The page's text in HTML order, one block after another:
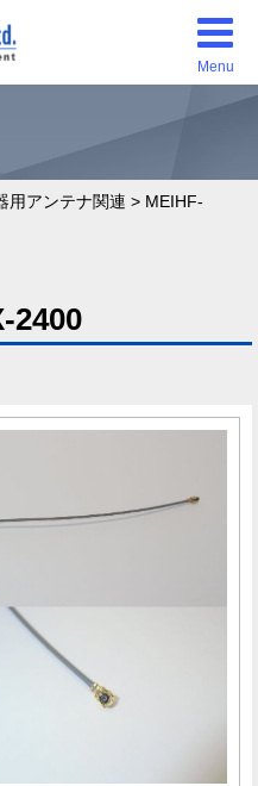
Menu
用アンテナ関連 > MEIHF-
2400